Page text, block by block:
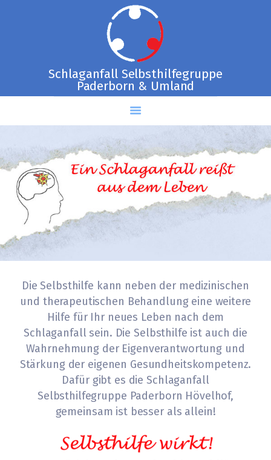
Schlaganfall Selbsthilfegruppe
Paderborn & Umland
AKTIVITÄTEN
APHASIE CHOR
GEDÄCHTNISTRAINING
ÜBER UNS
INFOS
KONTAKT
Die Selbsthilfe kann neben der medizinischen
und therapeutischen Behandlung eine weitere
Hilfe für Ihr neues Leben nach dem
Schlaganfall sein. Die Selbsthilfe ist auch die
Wahrnehmung der Eigenverantwortung und
Stärkung der eigenen Gesundheitskompetenz.
Dafür gibt es die Schlaganfall
Selbsthilfegruppe Paderborn Hövelhof,
gemeinsam ist besser als allein!